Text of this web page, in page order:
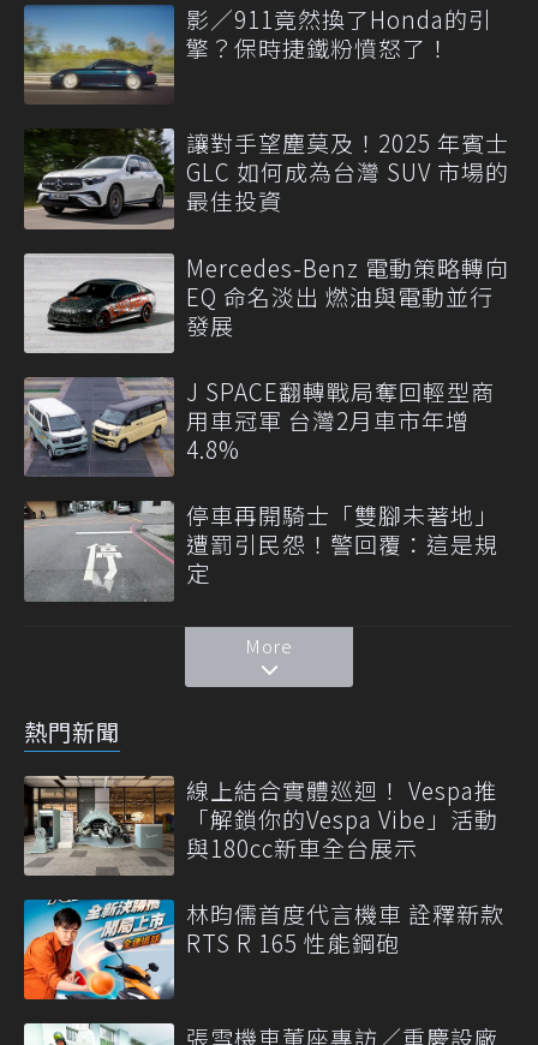
影／911竟然換了Honda的引
擎？保時捷鐵粉憤怒了！
讓對手望塵莫及！2025 年賓士
GLC 如何成為台灣 SUV 市場的
最佳投資
Mercedes-Benz 電動策略轉向
EQ 命名淡出 燃油與電動並行
發展
J SPACE翻轉戰局奪回輕型商
用車冠軍 台灣2月車市年增
4.8%
停車再開騎士「雙腳未著地」
遭罰引民怨！警回覆：這是規
定
More
熱門新聞
線上結合實體巡迴！ Vespa推
「解鎖你的Vespa Vibe」活動
與180cc新車全台展示
林昀儒首度代言機車 詮釋新款
RTS R 165 性能鋼砲
張雪機車董座專訪／重慶設廠